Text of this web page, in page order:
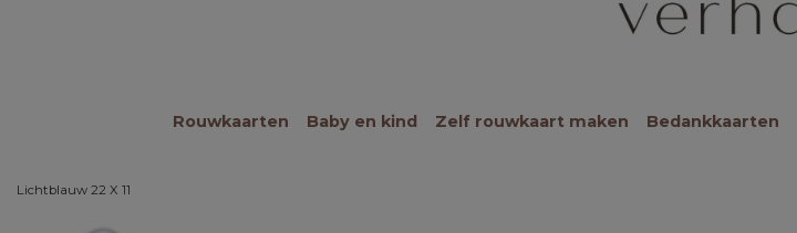
Rouwkaarten Baby en kind Zelf rouwkaart maken Bedankkaarten
Lichtblauw 22 X 11